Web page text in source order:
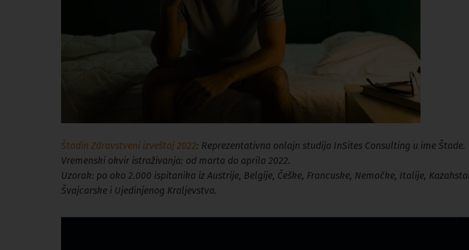
Štadin Zdravstveni izveštaj 2022: Reprezentativna onlajn studija InSites Consulting u ime Štade.
Vremenski okvir istraživanja: od marta do aprila 2022.
Uzorak: po oko 2.000 ispitanika iz Austrije, Belgije, Češke, Francuske, Nemačke, Italije,
Švajcarske i Ujedinjenog Kraljevstva.